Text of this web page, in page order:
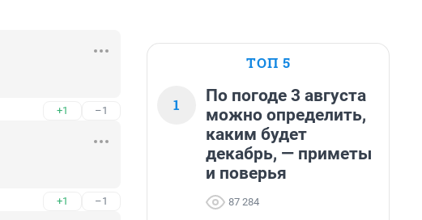
+1 –1
+1 –1
ТОП 5
1
По погоде 3 августа
можно определить,
каким будет
декабрь, — приметы
и поверья
87 284